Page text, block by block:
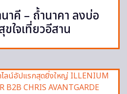
าคี – ถ้ำนาคา ลงบ่อ
ใจเที่ยวอีสาน